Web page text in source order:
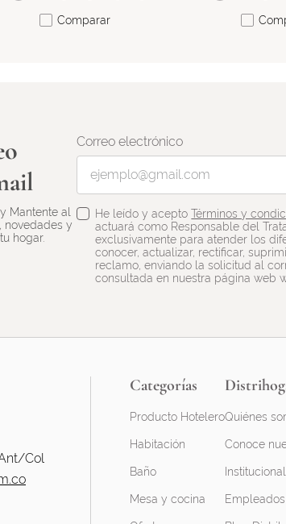
Comparar
Mantente al
novedades y
hogar.
Correo electrónico
He leído y aceptoTérminos y
actuará como Responsable del
exclusivamente para atender los
conocer, actualizar, rectificar,
reclamo, enviando la solicitud al
consultada en nuestra página web
Col
Categorías
Producto Hotelero
Habitación
Baño
Mesa y cocina
Quiénes
Conoce
Institucional
Empleados